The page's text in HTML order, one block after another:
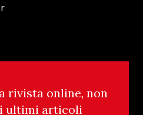
rivista online, non
ultimi articoli